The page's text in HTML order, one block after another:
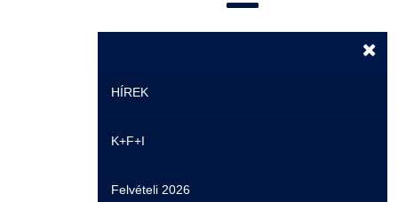
HÍREK
Hírek
Események
K+F+I
Felvételi 2026